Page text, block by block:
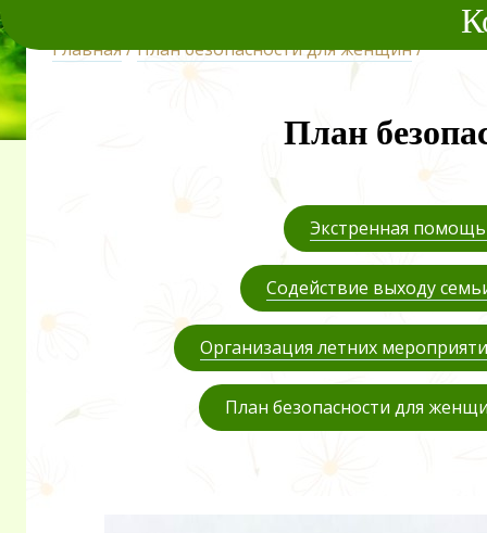
Главная/План безопасности для женщин/
План
Экстренная помощь
Содействие выходу
Организация летних
План безопасности для